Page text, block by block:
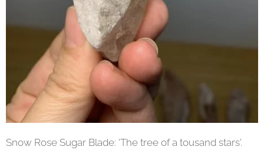
Snow Rose Sugar Blade: 'The tree of a tousand stars'.